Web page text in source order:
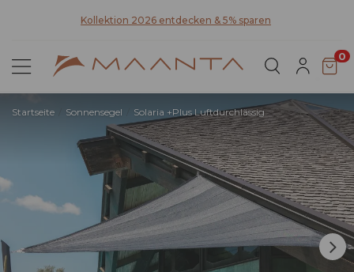
Kollektion 2026 entdecken & 5% sparen
0
Startseite Sonnensegel Solaria +Plus Luftdurchlässig